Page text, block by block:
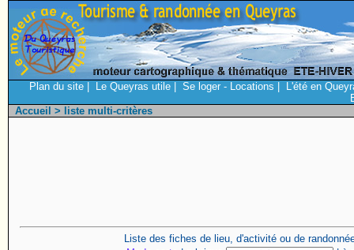
Plan du site Le Queyras utile Se loger - Locations
L'été en
Accueil > liste multi-critères
Liste des fiches de lieu, d'activité ou de